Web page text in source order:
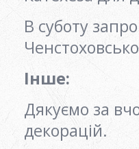
В суботу
Інше:
Дякуємо за
декорацій.